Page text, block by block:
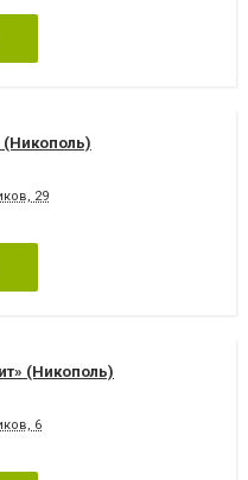
29
(Никополь)
6